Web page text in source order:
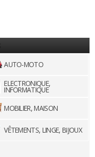
AUTO-MOTO
ELECTRONIQUE,
INFORMATIQUE
MOBILIER, MAISON
VÊTEMENTS, LINGE, BIJOUX